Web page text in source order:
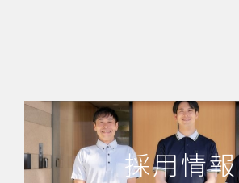
採用情報